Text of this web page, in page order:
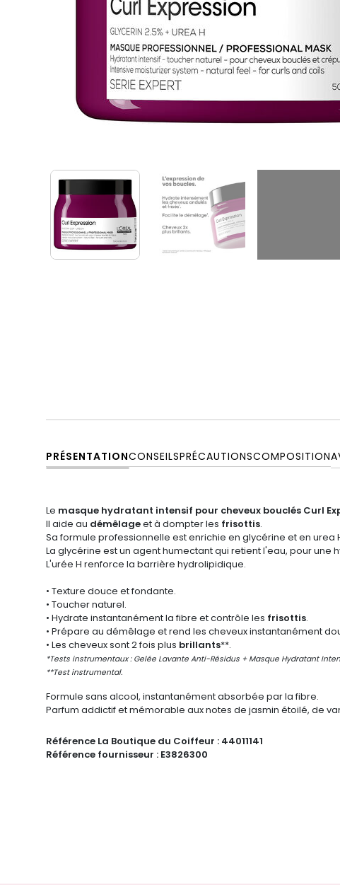
PRÉSENTATIONCONSEILSPRÉCAUTIONSCOMPOSITION
Le masque hydratant intensif pour cheveux bouclés Curl
Il aide au démêlageet à dompter les frisottis.
Sa formule professionnelle est enrichie en glycérine et en urea
La glycérine est un agent humectant qui retient l'eau, pour une
L'urée H renforce la barrière hydrolipidique.
• Texture douce et fondante.
• Toucher naturel.
• Hydrate instantanément la fibre et contrôle les frisottis.
• Prépare au démêlage et rend les cheveux instantanément
• Les cheveux sont 2 fois plus brillants**.
*Tests instrumentaux : Gelée Lavante Anti-Résidus + Masque Hydratant
**Test instrumental.
Formule sans alcool, instantanément absorbée par la fibre.
Parfum addictif et mémorable aux notes de jasmin étoilé, de
Référence La Boutique du Coiffeur : 44011141
Référence fournisseur : E3826300